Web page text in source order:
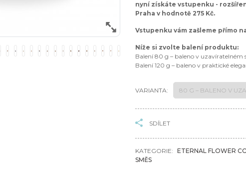
nyní získáte vstupenku -
Praha v hodnotě 275 Kč.
Vstupenku vám zašleme přímo
Níže si zvolte balení produktu:
Balení 80 g – baleno v uzavíratelném
Balení 120 g – baleno v praktické
VARIANTA:
SDÍLET
KATEGORIE: ETERNAL FLOWER
SMĚS